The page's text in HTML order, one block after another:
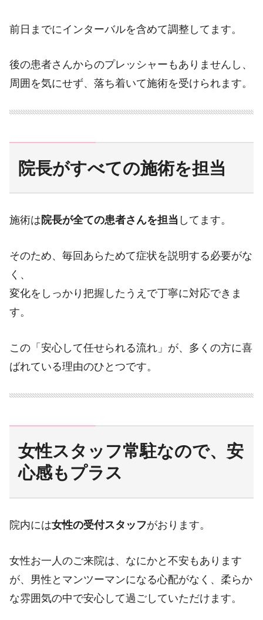
前日までにインターバルを含めて調整してます。
後の患者さんからのプレッシャーもありませんし、
周囲を気にせず、落ち着いて施術を受けられます。
院長がすべての施術を担当
施術は 院長が全ての患者さんを担当 してます。
そのため、毎回あらためて症状を説明する必要がな
く、
変化をしっかり把握したうえで丁寧に対応できま
す。
この「安心して任せられる流れ」が、多くの方に喜
ばれている理由のひとつです。
女性スタッフ常駐なので、安
心感もプラス
院内には女性の受付スタッフがおります。
女性お一人のご来院は、なにかと不安もあります
が、男性とマンツーマンになる心配がなく、柔らか
な雰囲気の中で安心して過ごしていただけます。